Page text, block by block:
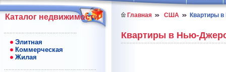
Каталог недвижимости
Элитная
Коммерческая
Жилая
Главная США Квартиры
Квартиры в Нью-